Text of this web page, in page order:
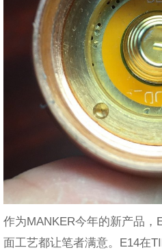
作为MANKER今年的新产品，
面工艺都让笔者满意。E14在